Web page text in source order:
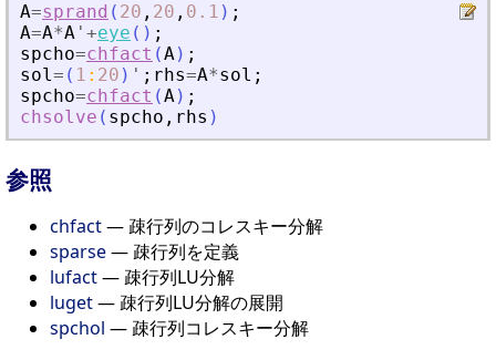
A=sprand ( 20 , 20 , 0.1 ) ;
A=A*A ' +eye ( ) ;
spcho=chfact (A) ;
sol= ( 1 : 20 ) ' ; rhs=A*sol ;
spcho=chfact (A) ;
chsolve ( spcho , rhs )
参照
chfact— 疎行列のコレスキー分解
sparse— 疎行列を定義
lufact— 疎行列LU分解
luget— 疎行列LU分解の展開
spchol — 疎行列コレスキー分解